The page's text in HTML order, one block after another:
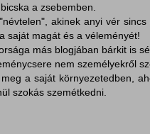
a zsebemben.
akinek anyi vér sincs
saját magát és a véleményét!
más blogjában bárkit is
nem személyekről
a saját környezetedben,
szokás szemétkedni.